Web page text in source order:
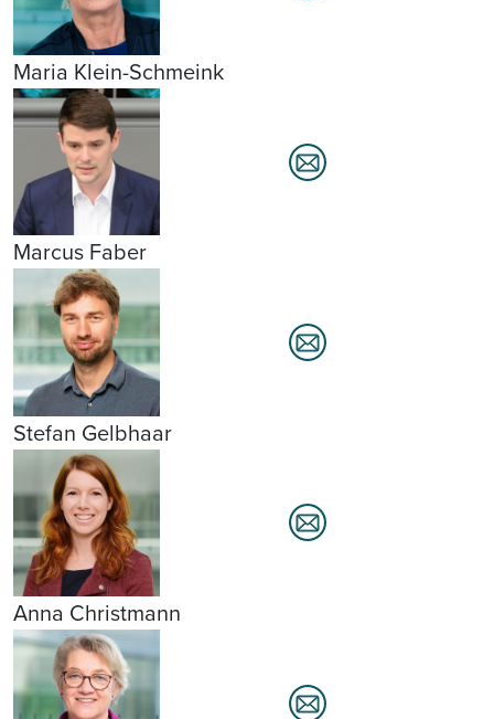
Maria Klein-Schmeink
Marcus Faber
Stefan Gelbhaar
Anna Christmann